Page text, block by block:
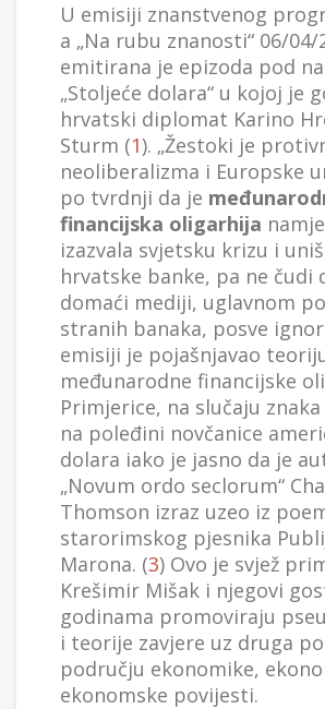
U emisiji znanstvenog
a „Na rubu znanosti“ 06/04/
emitirana je epizoda pod
„Stoljeće dolara“ u kojoj je
hrvatski diplomat Karino
Sturm (1). „Žestoki je
neoliberalizma i Europske
po tvrdnji da je
financijska oligarhija
izazvala svjetsku krizu i
hrvatske banke, pa ne čudi
domaći mediji, uglavnom
stranih banaka, posve
emisiji je pojašnjavao
međunarodne financijske
Primjerice, na slučaju
na poleđini novčanice
dolara iako je jasno da je
„Novum ordo seclorum“
Thomson izraz uzeo iz
starorimskog pjesnika
Marona. (3) Ovo je svjež
Krešimir Mišak i njegovi
godinama promoviraju
i teorije zavjere uz druga
području ekonomike,
ekonomske povijesti.